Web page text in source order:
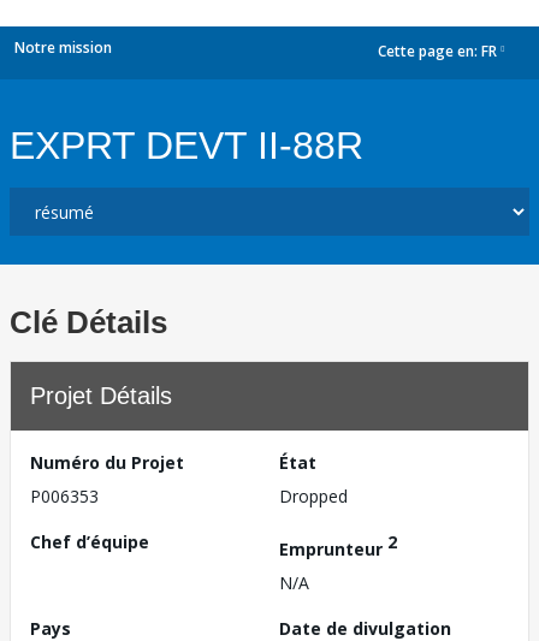
Notre mission Cette page en: FR
EXPRT DEVT II-88R
Clé Détails
Projet Détails
Numéro du Projet
P006353
État
Dropped
Chef d’équipe
Emprunteur 2
N/A
Pays
Date de divulgation